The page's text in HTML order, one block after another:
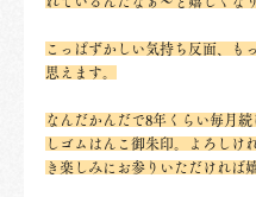
こっぱずかしい気持ち反面、も
思えます。
なんだかんだで8年くらい毎月続
しゴムはんこ御朱印。よろしけ
き楽しみにお参りいただければ